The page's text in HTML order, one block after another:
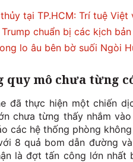
tại TP.HCM: Trí tuệ
chuẩn bị các kịch
lo âu bên bờ suối Ngòi
quy mô chưa từng
đã thực hiện một chiến
chưa từng thấy nhắm
các hệ thống phòng
8 quả bom dẫn đường
là đợt tấn công lớn nhất